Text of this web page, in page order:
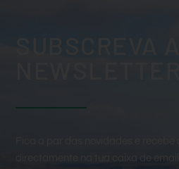
directamente na tua caixa de email.